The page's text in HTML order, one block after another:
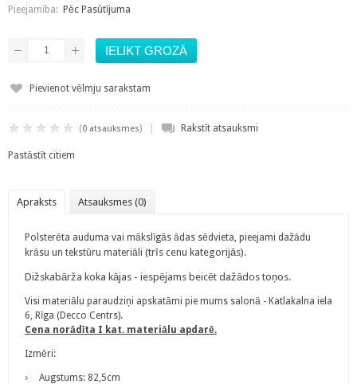
Pieejamība: Pēc Pasūtījuma
Pievienot vēlmju sarakstam
(0 atsauksmes) Rakstīt atsauksmi
Pastāstīt citiem
Apraksts Atsauksmes (0)
Polsterēta auduma vai mākslīgās ādas sēdvieta, pieejami dažādu
krāsu un tekstūru materiāli (trīs cenu kategorijās).
Dižskabārža koka kājas - iespējams beicēt dažādos toņos.
Visi materiālu paraudziņi apskatāmi pie mums salonā - Katlakalna iela
6, Rīga (Decco Centrs).
Cena norādīta I kat. materiālu apdarē.
Izmēri:
Augstums: 82,5cm